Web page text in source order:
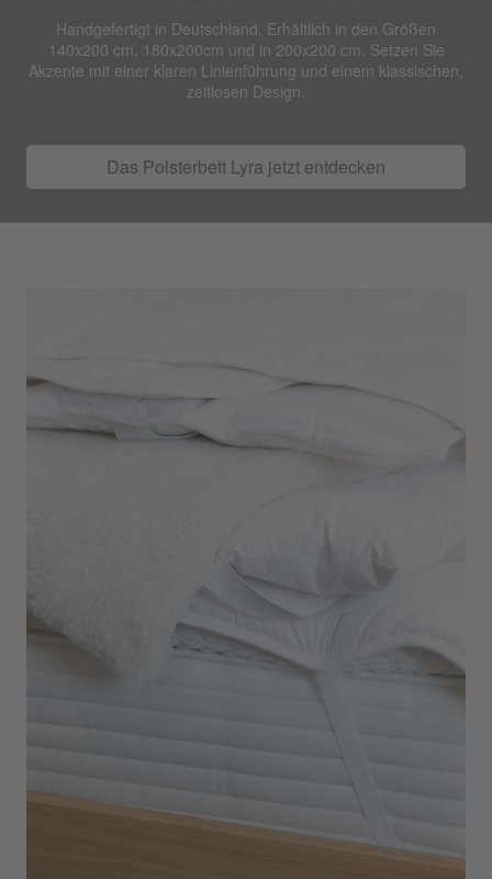
Handgefertigt in Deutschland. Erhältlich in den Größen
140x200 cm, 180x200cm und in 200x200 cm. Setzen Sie
Akzente mit einer klaren Linienführung und einem klassischen,
zeitlosen Design.
Das Polsterbett Lyra jetzt entdecken